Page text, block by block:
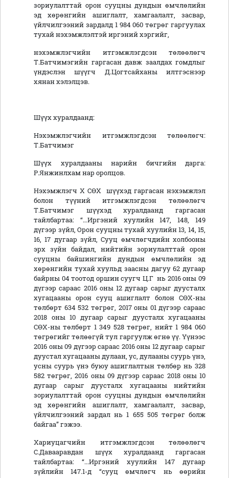
зориулалттай орон сууцны дундын өмчлөлийн
эд хөрөнгийн ашиглалт, хамгаалалт, засвар,
үйлчилгээний зардалд 1 984 060 төгрөг гаргуулах
тухай нэхэмжлэлтэй иргэний хэргийг,
нэхэмжлэгчийн итгэмжлэгдсэн төлөөлөгч
Т.Батчимэгийн гаргасан давж заалдах гомдлыг
үндэслэн шүүгч Д.Цогтсайханы илтгэснээр
хянан хэлэлцэв.
Шүүх хуралдаанд:
Нэхэмжлэгчийн итгэмжлэгдсэн төлөөлөгч:
Т.Батчимэг
Шүүх хуралдааны нарийн бичгийн дарга:
Р.Янжинлхам нар оролцов.
Нэхэмжлэгч Х СӨХ шүүхэд гаргасан нэхэмжлэл
болон түүний итгэмжлэгдсэн төлөөлөгч
Т.Батчимэг шүүхэд хуралдаанд гаргасан
тайлбартаа: “…Иргэний хуулийн 147, 148, 149
дүгээр зүйл, Орон сууцны тухай хуулийн 13, 14, 15,
16, 17 дугаар зүйл, Сууц өмчлөгчдийн холбооны
эрх зүйн байдал, нийтийн зориулалттай орон
сууцны байшингийн дундын өмчлөлийн эд
хөрөнгийн тухай хуульд заасны дагуу 62 дугаар
байрны 04 тоотод оршин суугч Ц.Г нь 2016 оны 09
дүгээр сараас 2016 оны 12 дугаар сарыг дуусталх
хугацааны орон сууц ашиглалт болон СӨХ-ны
төлбөрт 634 532 төгрөг, 2017 оны 01 дүгээр сараас
2018 оны 10 дугаар сарыг дуусталх хугацааны
СӨХ-ны төлбөрт 1 349 528 төгрөг, нийт 1 984 060
төгрөгийг төлөөгүй тул гаргуулж өгнө үү. Үүнээс
2016 оны 09 дүгээр сараас 2016 оны 12 дугаар сарыг
дуустал хугацааны дулаан, ус, дулааны суурь үнэ,
усны суурь үнэ буюу ашиглалтын төлбөр нь 328
582 төгрөг, 2016 оны 09 дүгээр сараас 2018 оны 10
дугаар сарыг дуусталх хугацааны нийтийн
зориулалттай орон сууцны дундын өмчлөлийн
эд хөрөнгийн ашиглалт, хамгаалалт, засвар,
үйлчилгээний зардал нь 1 655 505 төгрөг болж
байгаа” гэжээ.
Хариуцагчийн итгэмжлэгдсэн төлөөлөгч
С.Давааравдан шүүх хуралдаанд гаргасан
тайлбартаа: “...Иргэний хуулийн 147 дугаар
зүйлийн 147.1-д “сууц өмчлөгч нь өөрийн